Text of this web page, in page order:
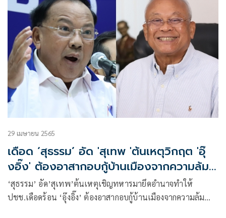
29 เมษายน 2565
เดือด ‘สุธรรม’ อัด 'สุเทพ 'ต้นเหตุวิกฤต 'อุ๊
งอิ๊ง' ต้องอาสากอบกู้บ้านเมืองจากความล้ม
เหลวรัฐบาลประยุทธ์
‘สุธรรม’ อัด’สุเทพ’ต้นเหตุเชิญทหารมายึดอำนาจทำให้
ปชช.เดือดร้อน ‘อุ๊งอิ๊ง’ ต้องอาสากอบกู้บ้านเมืองจากความล้ม